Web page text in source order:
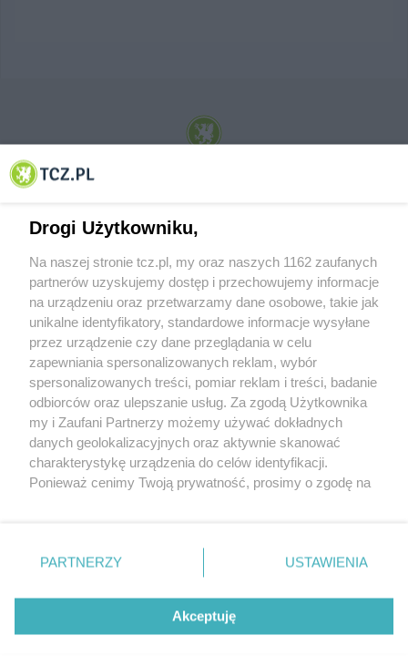
© 2001-2026 Tczew - TCZ.PL Sp. z o.o. Internetowy Serwis Informacyjny Miasta
O FIRMIE POLITYKA PRYWATNOŚCI HOSTING
REKLAMA WSPÓŁPRACA RSS FACEBOOK KONTAKT
Nasze serwisy
Aktualności
Tcz24
Historia miasta
Muzyka i kultura
Archiwum wydarzeń
Zdjęcia miasta
Drogi Użytkowniku,
Na naszej stronie tcz.pl, my oraz naszych 1162 zaufanych
partnerów uzyskujemy dostęp i przechowujemy informacje
na urządzeniu oraz przetwarzamy dane osobowe, takie jak
unikalne identyfikatory, standardowe informacje wysyłane
przez urządzenie czy dane przeglądania w celu
zapewniania spersonalizowanych reklam, wybór
spersonalizowanych treści, pomiar reklam i treści, badanie
odbiorców oraz ulepszanie usług. Za zgodą Użytkownika
my i Zaufani Partnerzy możemy używać dokładnych
danych geolokalizacyjnych oraz aktywnie skanować
charakterystykę urządzenia do celów identyfikacji.
Ponieważ cenimy Twoją prywatność, prosimy o zgodę na
znajdujący się w lewym dolnym rogu strony
. Niektóre
przetwarzaniu. Preferencje będą miały zastosowania tylko
PARTNERZY USTAWIENIA
Akceptuję